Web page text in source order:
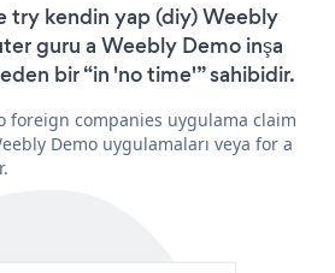
try kendin yap (diy) Weebly
guru a Weebly Demo inşa
bir “in 'no time'” sahibidir.
foreign companies uygulama claim
Demo uygulamaları veya for a